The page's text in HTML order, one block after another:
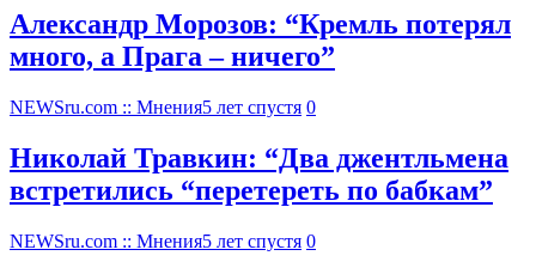
Александр Морозов: “Кремль потерял
много, а Прага – ничего”
NEWSru.com :: Мнения5 лет спустя 0
Николай Травкин: “Два джентльмена
встретились “перетереть по бабкам”
NEWSru.com :: Мнения5 лет спустя 0